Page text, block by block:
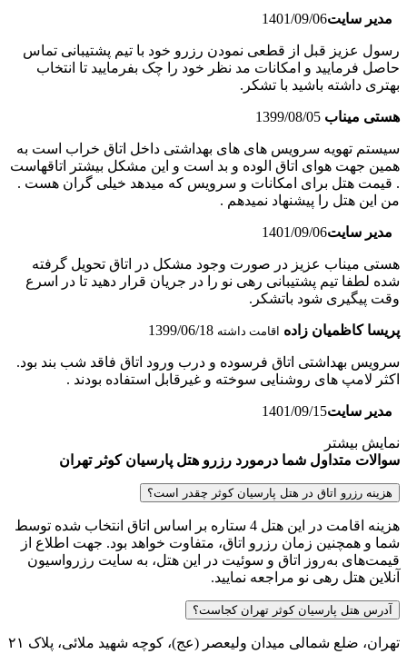
مدیر سایت1401/09/06
رسول عزیز قبل از قطعی نمودن رزرو خود با تیم پشتیبانی تماس
حاصل فرمایید و امکانات مد نظر خود را چک بفرمایید تا انتخاب
بهتری داشته باشید با تشکر.
هستی میناب 1399/08/05
سیستم تهویه سرویس های های بهداشتی داخل اتاق خراب است به
همین جهت هوای اتاق الوده و بد است و این مشکل بیشتر اتاقهاست
. قیمت هتل برای امکانات و سرویس که میدهد خیلی گران هست .
من این هتل را پیشنهاد نمیدهم .
مدیر سایت1401/09/06
هستی میناب عزیز در صورت وجود مشکل در اتاق تحویل گرفته
شده لطفا تیم پشتیبانی رهی نو را در جریان قرار دهید تا در اسرع
وقت پیگیری شود باتشکر.
پریسا کاظمیان زاده اقامت داشته 1399/06/18
سرویس بهداشتی اتاق فرسوده و درب ورود اتاق فاقد شب بند بود.
اکثر لامپ های روشنایی سوخته و غیرقابل استفاده بودند .
مدیر سایت1401/09/15
نمایش بیشتر
سوالات متداول شما درمورد رزرو هتل پارسیان کوثر تهران
هزینه رزرو اتاق در هتل پارسیان کوثر چقدر است؟
هزینه اقامت در این هتل 4 ستاره بر اساس اتاق انتخاب شده توسط
شما و همچنین زمان رزرو اتاق، متفاوت خواهد بود. جهت اطلاع از
قیمت‌های به‌روز اتاق و سوئیت در این هتل، به سایت رزرواسیون
آنلاین هتل رهی نو مراجعه نمایید.
آدرس هتل پارسیان کوثر تهران کجاست؟
تهران، ضلع شمالی میدان ولیعصر (عج)، کوچه شهید ملائی، پلاک ۲۱